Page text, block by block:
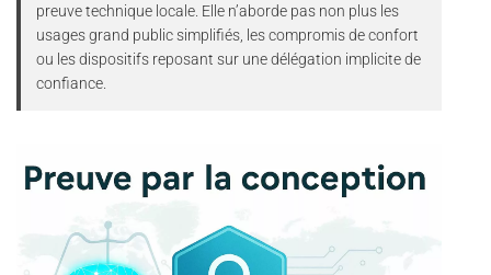
preuve technique locale. Elle n’aborde pas non plus les
usages grand public simplifiés, les compromis de confort
ou les dispositifs reposant sur une délégation implicite de
confiance.